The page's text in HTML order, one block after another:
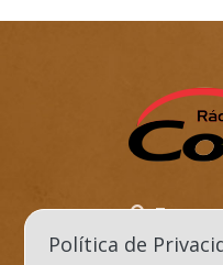
Três de
Política de